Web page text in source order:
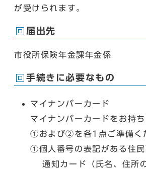
が受けられます。
届出先
市役所保険年金課年金係
手続きに必要なもの
マイナンバーカード
マイナンバーカードをお持
①および②を各1点ご準備く
①個人番号の表記がある住民
通知カード（氏名、住所